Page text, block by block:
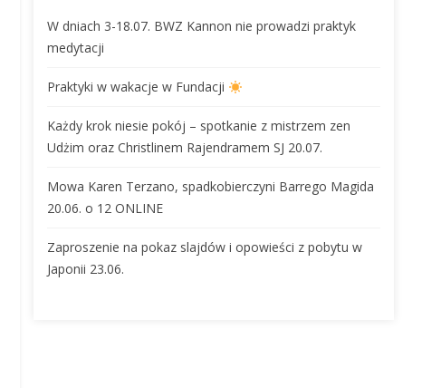
W dniach 3-18.07. BWZ Kannon nie prowadzi praktyk
medytacji
Praktyki w wakacje w Fundacji
Każdy krok niesie pokój – spotkanie z mistrzem zen
Udżim oraz Christlinem Rajendramem SJ 20.07.
Mowa Karen Terzano, spadkobierczyni Barrego Magida
20.06. o 12 ONLINE
Zaproszenie na pokaz slajdów i opowieści z pobytu w
Japonii 23.06.